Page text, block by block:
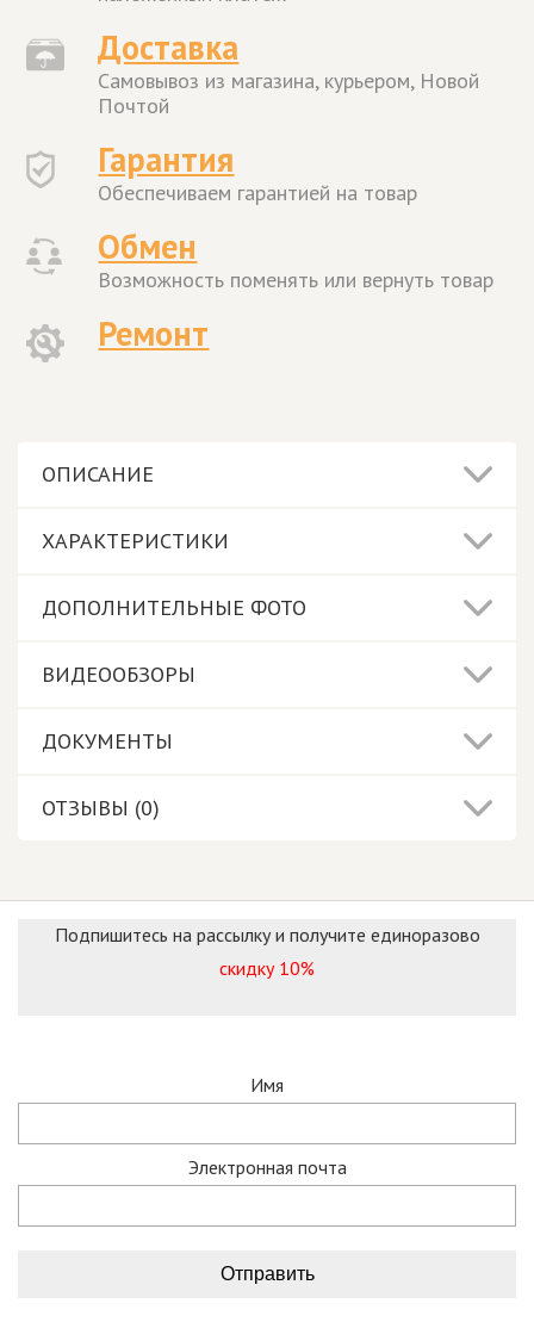
Доставка
Самовывоз из магазина, курьером, Новой
Почтой
Гарантия
Обеспечиваем гарантией на товар
Обмен
Возможность поменять или вернуть товар
Ремонт
ОПИСАНИЕ
ХАРАКТЕРИСТИКИ
ДОПОЛНИТЕЛЬНЫЕ ФОТО
ВИДЕООБЗОРЫ
ДОКУМЕНТЫ
ОТЗЫВЫ (0)
Подпишитесь на рассылку и получите единоразово
скидку 10%
Имя
Электронная почта